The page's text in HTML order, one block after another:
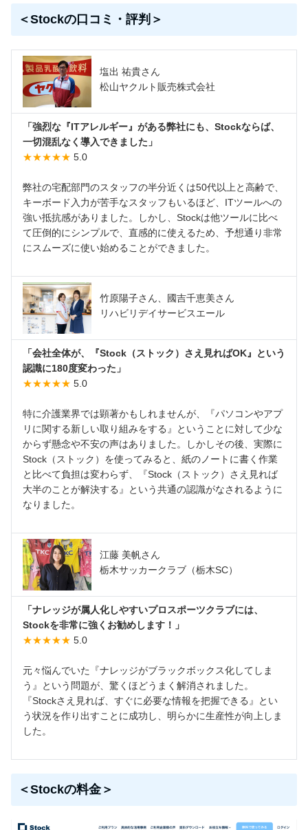
＜Stockの口コミ・評判＞
塩出 祐貴さん
松山ヤクルト販売株式会社
「強烈な『ITアレルギー』がある弊社にも、Stockならば、
一切混乱なく導入できました」
★★★★★ 5.0
弊社の宅配部門のスタッフの半分近くは50代以上と高齢で、
キーボード入力が苦手なスタッフもいるほど、ITツールへの
強い抵抗感がありました。しかし、Stockは他ツールに比べ
て圧倒的にシンプルで、直感的に使えるため、予想通り非常
にスムーズに使い始めることができました。
竹原陽子さん、國吉千恵美さん
リハビリデイサービスエール
「会社全体が、『Stock（ストック）さえ見ればOK』という
認識に180度変わった」
★★★★★ 5.0
特に介護業界では顕著かもしれませんが、『パソコンやアプ
リに関する新しい取り組みをする』ということに対して少な
からず懸念や不安の声はありました。しかしその後、実際に
Stock（ストック）を使ってみると、紙のノートに書く作業
と比べて負担は変わらず、『Stock（ストック）さえ見れば
大半のことが解決する』という共通の認識がなされるように
なりました。
江藤 美帆さん
栃木サッカークラブ（栃木SC）
「ナレッジが属人化しやすいプロスポーツクラブには、
Stockを非常に強くお勧めします！」
★★★★★ 5.0
元々悩んでいた『ナレッジがブラックボックス化してしま
う』という問題が、驚くほどうまく解消されました。
『Stockさえ見れば、すぐに必要な情報を把握できる』とい
う状況を作り出すことに成功し、明らかに生産性が向上しま
した。
＜Stockの料金＞